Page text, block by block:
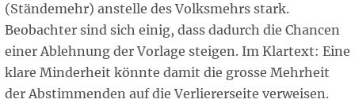
(Ständemehr) anstelle des Volksmehrs stark.
Beobachter sind sich einig, dass dadurch die Chancen
einer Ablehnung der Vorlage steigen. Im Klartext: Eine
klare Minderheit könnte damit die grosse Mehrheit
der Abstimmenden auf die Verliererseite verweisen.